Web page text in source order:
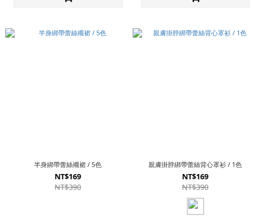
半身綁帶蕾絲襯裙 / 5色
NT$169
NT$390
親膚掛脖綁帶蕾絲背心罩衫 / 1色
NT$169
NT$390